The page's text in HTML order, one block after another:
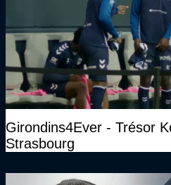
Girondins4Ever - Trésor
Strasbourg